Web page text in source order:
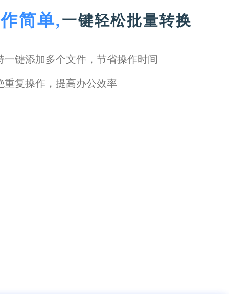
简单,一键轻松批量转换
一键添加多个文件，节省操作时间
重复操作，提高办公效率